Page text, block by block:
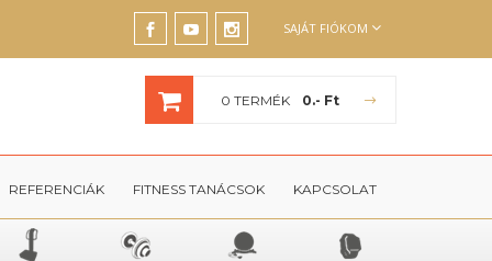
SAJÁT FIÓKOM
0 TERMÉK 0.- Ft
REFERENCIÁK FITNESS TANÁCSOK KAPCSOLAT